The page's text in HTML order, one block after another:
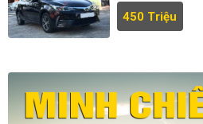
450 Triệu